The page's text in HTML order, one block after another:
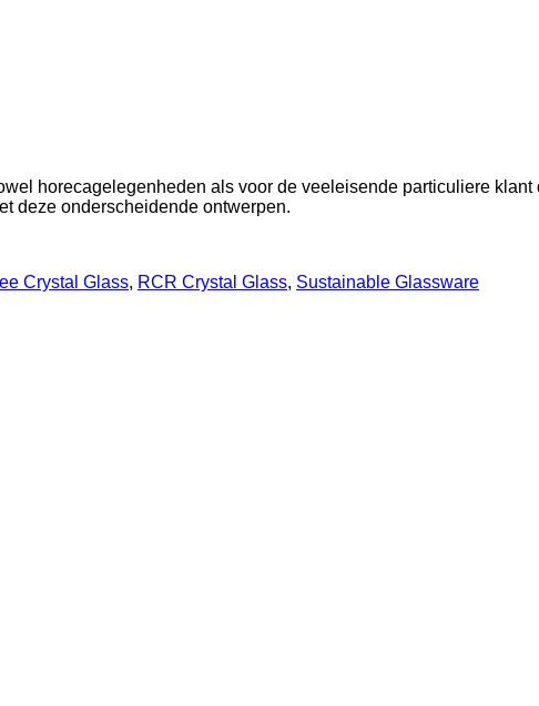
horecagelegenheden als voor de veeleisende particuliere klant
deze onderscheidende ontwerpen.
Crystal Glass, RCR Crystal Glass, Sustainable Glassware